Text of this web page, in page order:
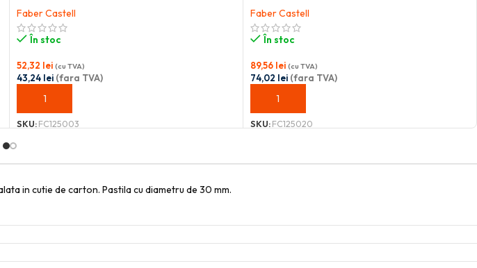
Faber Castell
În stoc
52,32 lei (cu TVA)
43,24 lei (fara TVA)
ADAUGĂ ÎN COȘ
SKU:FC125003
Faber Castell
În stoc
89,56 lei (cu TVA)
74,02 lei(fara TVA)
ADAUGĂ ÎN COȘ
SKU:FC125020
in cutie de carton. Pastila cu diametru de 30 mm.